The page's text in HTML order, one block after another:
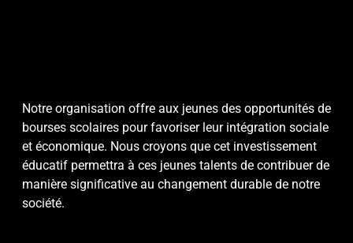
Notre organisation offre aux jeunes des opportunités de
bourses scolaires pour favoriser leur intégration sociale
et économique. Nous croyons que cet investissement
éducatif permettra à ces jeunes talents de contribuer de
manière significative au changement durable de notre
société.